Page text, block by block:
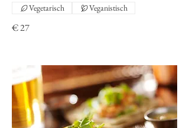
€ 27
Vegetarisch Veganistisch